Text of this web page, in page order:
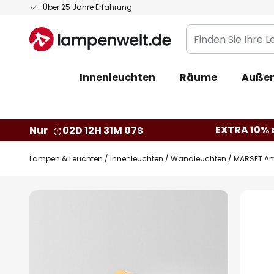
Über 25 Jahre Erfahrung
Zum
springen
Finden
Sie
Leuchte...
Innenleuchten Räume
Nur
02D 12H 31M 07S EXTRA
Lampen & Leuchten Innenleuchten Wandleuchten MARSET